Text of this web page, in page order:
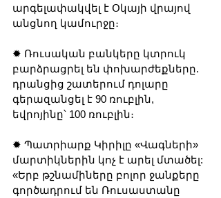
արգելափակվել է Օկայի վրայով
անցնող կամուրջը։
✹ Ռուսական բանկերը կտրուկ
բարձրացրել են փոխարժեքները.
դրանցից շատերում դոլարը
գերազանցել է 90 ռուբլին,
եվրոյինը՝ 100 ռուբլին։
✹ Պատրիարք Կիրիլը «Վագների»
մարտիկներին կոչ է արել մտածել:
«Երբ թշնամիները բոլոր ջանքերը
գործադրում են Ռուսաստանը